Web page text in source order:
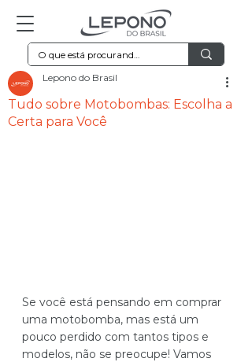
Tudo sobre Motobombas: Escolha a
Certa para Você
Lepono do Brasil
Se você está pensando em comprar
uma motobomba, mas está um
pouco perdido com tantos tipos e
modelos, não se preocupe! Vamos